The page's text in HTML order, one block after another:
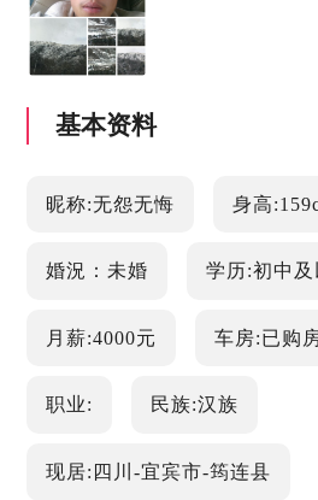
基本资料
昵称:无怨无悔 身高
婚況：未婚 学历:初中及
月薪:4000元 车房:已购
职业: 民族:汉族
现居:四川-宜宾市-筠连县